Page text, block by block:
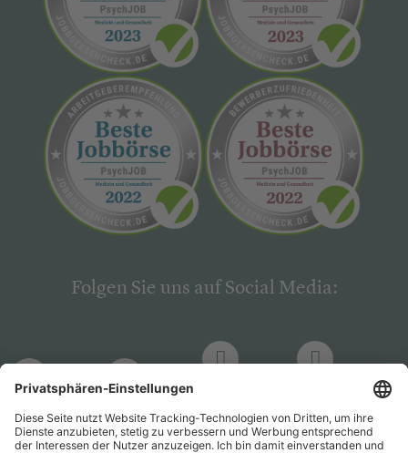
Folgen Sie uns auf Social Media:
PsychJOB PsychJOB
Hogrefe Hogrefe